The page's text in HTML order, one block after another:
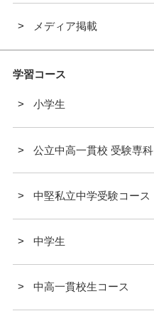
メディア掲載
学習コース
小学生
公立中高一貫校 受験専科
中堅私立中学受験コース
中学生
中高一貫校生コース